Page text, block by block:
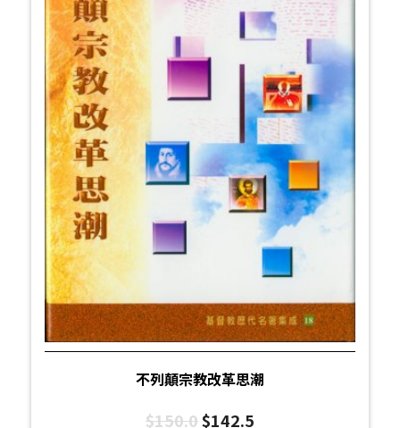
不列顛宗教改革思潮
$150.0$142.5